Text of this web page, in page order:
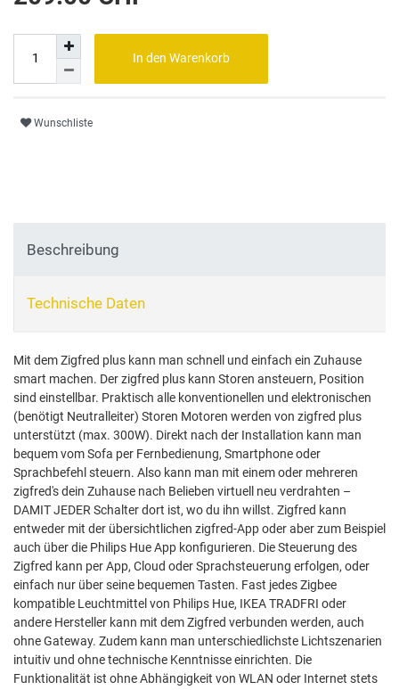
In den Warenkorb
Wunschliste
Beschreibung
Technische Daten
Mit dem Zigfred plus kann man schnell und einfach ein Zuhause
smart machen. Der zigfred plus kann Storen ansteuern, Position
sind einstellbar. Praktisch alle konventionellen und elektronischen
(benötigt Neutralleiter) Storen Motoren werden von zigfred plus
unterstützt (max. 300W). Direkt nach der Installation kann man
bequem vom Sofa per Fernbedienung, Smartphone oder
Sprachbefehl steuern. Also kann man mit einem oder mehreren
zigfred's dein Zuhause nach Belieben virtuell neu verdrahten –
DAMIT JEDER Schalter dort ist, wo du ihn willst. Zigfred kann
entweder mit der übersichtlichen zigfred-App oder aber zum Beispiel
auch über die Philips Hue App konfigurieren. Die Steuerung des
Zigfred kann per App, Cloud oder Sprachsteuerung erfolgen, oder
einfach nur über seine bequemen Tasten. Fast jedes Zigbee
kompatible Leuchtmittel von Philips Hue, IKEA TRADFRI oder
andere Hersteller kann mit dem Zigfred verbunden werden, auch
ohne Gateway. Zudem kann man unterschiedlichste Lichtszenarien
intuitiv und ohne technische Kenntnisse einrichten. Die
Funktionalität ist ohne Abhängigkeit von WLAN oder Internet stets